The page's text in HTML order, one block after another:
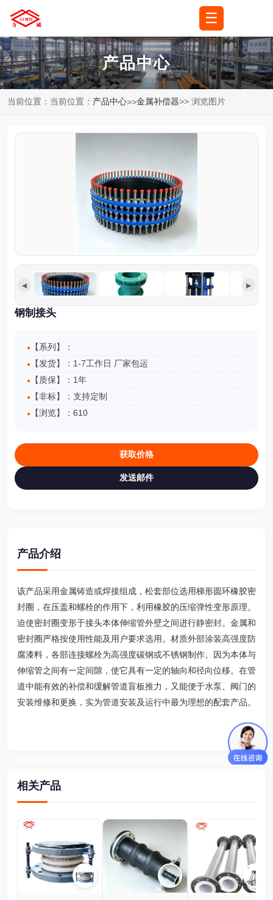
☰
产品中心
当前位置：当前位置： 产品中心>>金属补偿器>> 浏览图片
◀ ▶
钢制接头
【系列】：
【发货】：1-7工作日 厂家包运
【质保】：1年
【非标】：支持定制
【浏览】： 610
获取价格
发送邮件
产品介绍
该产品采用金属铸造或焊接组成，松套部位选用梯形圆环橡胶密
封圈，在压盖和螺栓的作用下，利用橡胶的压缩弹性变形原理。
迫使密封圈变形于接头本体伸缩管外壁之间进行静密封。金属和
密封圈严格按使用性能及用户要求选用。材质外部涂装高强度防
腐漆料，各部连接螺栓为高强度碳钢或不锈钢制作。因为本体与
伸缩管之间有一定间隙，使它具有一定的轴向和径向位移。在管
道中能有效的补偿和缓解管道盲板推力，又能便于水泵、阀门的
安装维修和更换，实为管道安装及运行中最为理想的配套产品。
相关产品